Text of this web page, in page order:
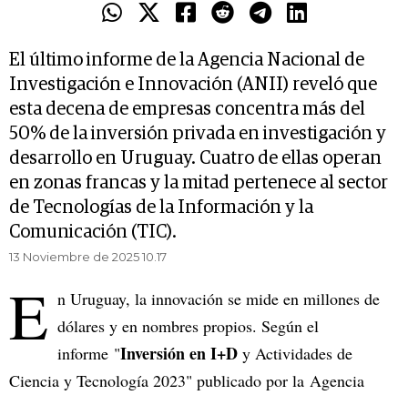
El último informe de la Agencia Nacional de
Investigación e Innovación (ANII) reveló que
esta decena de empresas concentra más del
50% de la inversión privada en investigación y
desarrollo en Uruguay. Cuatro de ellas operan
en zonas francas y la mitad pertenece al sector
de Tecnologías de la Información y la
Comunicación (TIC).
13 Noviembre de 2025 10.17
E n Uruguay, la innovación se mide en millones de
dólares y en nombres propios. Según el
informe "Inversión en I+D y Actividades de
Ciencia y Tecnología 2023" publicado por la Agencia